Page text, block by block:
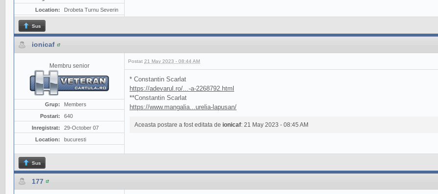
Location:
Drobeta Turnu Severin
Sus
ionicaf
Membru senior
Grup:
Members
Postari:
640
Inregistrat:
29-October 07
Location:
bucuresti
Postat 21 May 2023 - 08:44 AM
* Constantin Scarlat
https://adevarul.ro/...-a-2268792.html
**Constantin Scarlat
https://www.mangalia...urelia-lapusan/
Aceasta postare a fost editata de ionicaf: 21 May 2023 - 08:45 AM
Sus
177